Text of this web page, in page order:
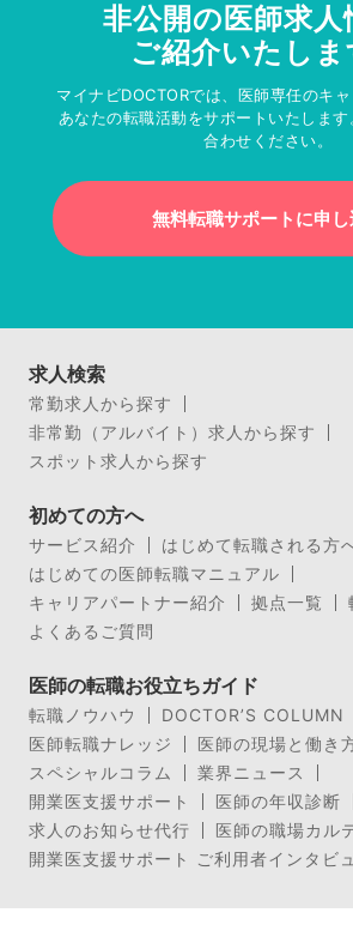
非公開の医師求人
ご紹介いたしま
マイナビDOCTORでは、医師専任のキ
あなたの転職活動をサポートいたしま
合わせください。
無料転職サポートに申
求人検索
常勤求人から探す
非常勤（アルバイト）求人から探す
スポット求人から探す
初めての方へ
サービス紹介
はじめて転職される方
はじめての医師転職マニュアル
キャリアパートナー紹介
拠点一覧
よくあるご質問
医師の転職お役立ちガイド
転職ノウハウ
DOCTOR’S COLUMN
医師転職ナレッジ
医師の現場と働き
スペシャルコラム
業界ニュース
開業医支援サポート
医師の年収診断
求人のお知らせ代行
医師の職場カル
開業医支援サポート ご利用者インタビ